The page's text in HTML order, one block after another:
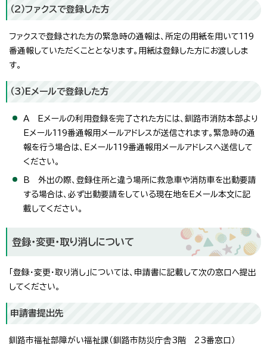
（2）ファクスで登録した方
ファクスで登録された方の緊急時の通報は、所定の用紙を用いて119
番通報していただくこととなります。用紙は登録した方にお渡ししま
す。
（3）Eメールで登録した方
A Eメールの利用登録を完了された方には、釧路市消防本部より
Eメール119番通報用メールアドレスが送信されます。緊急時の通
報を行う場合は、Eメール119番通報用メールアドレスへ送信して
ください。
B 外出の際、登録住所と違う場所に救急車や消防車を出動要請
する場合は、必ず出動要請をしている現在地をEメール本文に記
載してください。
登録・変更・取り消しについて
「登録・変更・取り消し」については、申請書に記載して次の窓口へ提出
してください。
申請書提出先
釧路市福祉部障がい福祉課（釧路市防災庁舎3階 23番窓口）